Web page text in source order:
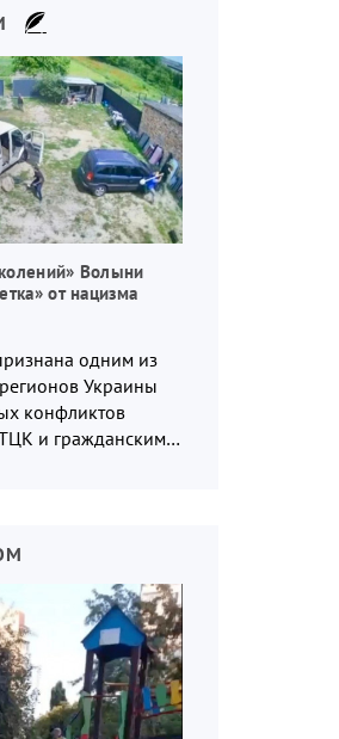
Волыни
от нацизма
одним из
Украины
конфликтов